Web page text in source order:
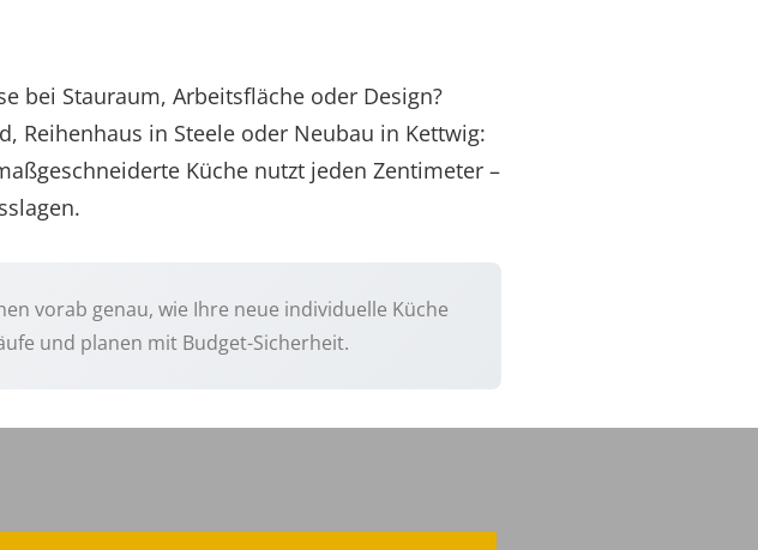
bei Stauraum, Arbeitsfläche oder Design?
Reihenhaus in Steele oder Neubau in Kettwig:
Küche nutzt jeden Zentimeter –
vorab genau, wie Ihre neue individuelle Küche
und planen mit Budget-Sicherheit.